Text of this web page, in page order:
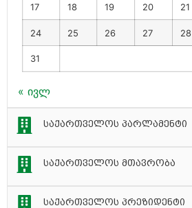
17 18 19 20 21
24 25 26 27 28
31
« ივლ
საქართველოს პარლამენტი
საქართველოს მთავრობა
საქართველოს პრეზიდენტი